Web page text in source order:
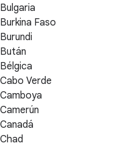
Bulgaria
Burkina Faso
Burundi
Bután
Bélgica
Cabo Verde
Camboya
Camerún
Canadá
Chad